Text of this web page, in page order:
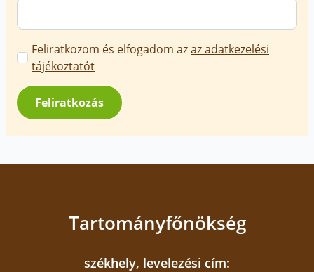
Marketing
üzenetek
jóváhagyása
*
Feliratkozom és elfogadom azaz adatkezelési
tájékoztatót
Feliratkozás
Tartományfőnökség
székhely, levelezési cím: